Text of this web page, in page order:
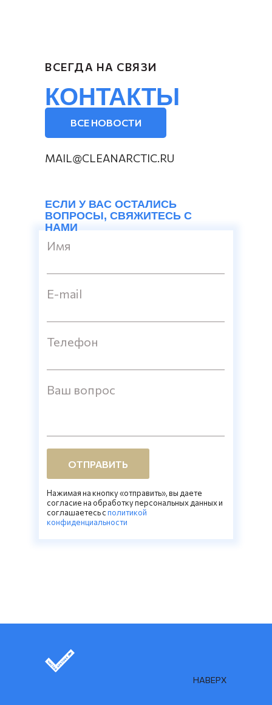
ВСЕ НОВОСТИ
КОНТАКТЫ
ВСЕГДА НА СВЯЗИ
ЕСЛИ У ВАС ОСТАЛИСЬ
ВОПРОСЫ, СВЯЖИТЕСЬ С
НАМИ
Имя
E-mail
Телефон
Ваш вопрос
ОТПРАВИТЬ
Нажимая на кнопку «отправить», вы даете
согласие на обработку персональных данных и
соглашаетесь cполитикой
конфиденциальности
MAIL@CLEANARCTIC.RU
НАВЕРХ